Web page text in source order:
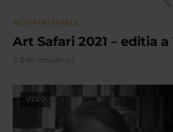
ALTE MATERIALE
Art Safari 2021 – editia a
2.840 vizualizari
VIDEO